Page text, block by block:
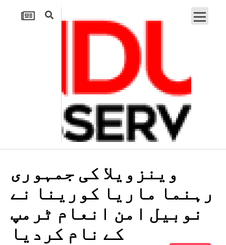
وینزویلا کی جمہوری
رہنما ماریا کورینا نے
نوبیل امن انعام ٹرمپ
کے نام کردیا